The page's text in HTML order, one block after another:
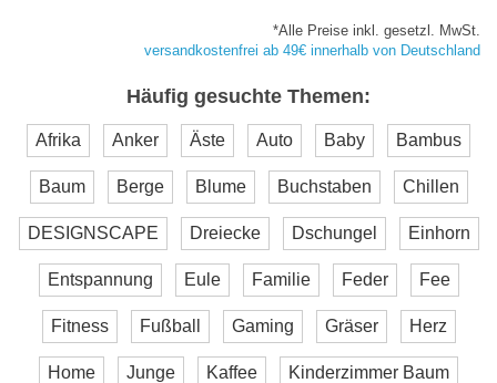
*Alle Preise inkl. gesetzl. MwSt.
versandkostenfrei ab 49€ innerhalb von Deutschland
Häufig gesuchte Themen:
Afrika Anker Äste Auto Baby Bambus
Baum Berge Blume Buchstaben Chillen
DESIGNSCAPE Dreiecke Dschungel Einhorn
Entspannung Eule Familie Feder Fee
Fitness Fußball Gaming Gräser Herz
Home Junge Kaffee Kinderzimmer Baum